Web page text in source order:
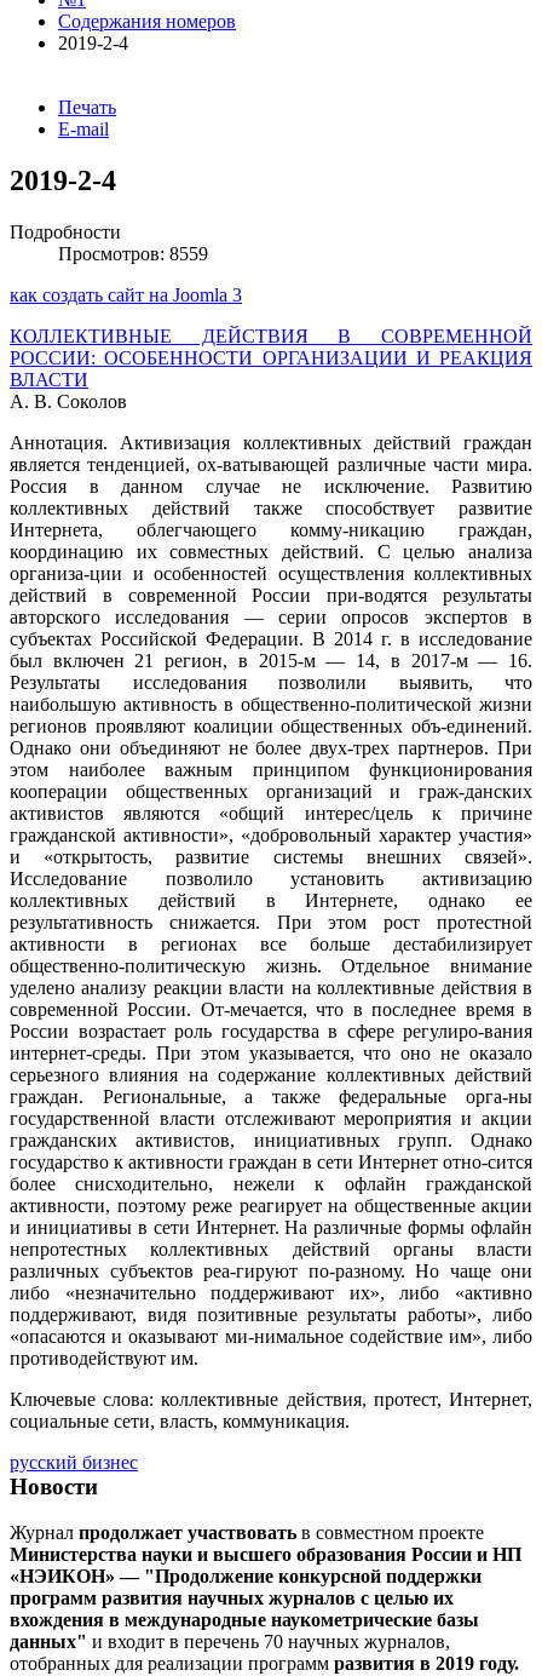
Содержания номеров
2019-2-4
Печать
E-mail
2019-2-4
Подробности
Просмотров: 8559
как создать сайт на Joomla 3
КОЛЛЕКТИВНЫЕ ДЕЙСТВИЯ В СОВРЕМЕННОЙ
РОССИИ: ОСОБЕННОСТИ ОРГАНИЗАЦИИ И РЕАКЦИЯ
ВЛАСТИ
А. В. Соколов
Аннотация. Активизация коллективных действий граждан
является тенденцией, ох-ватывающей различные части мира.
Россия в данном случае не исключение. Развитию
коллективных действий также способствует развитие
Интернета, облегчающего комму-никацию граждан,
координацию их совместных действий. С целью анализа
организа-ции и особенностей осуществления коллективных
действий в современной России при-водятся результаты
авторского исследования — серии опросов экспертов в
субъектах Российской Федерации. В 2014 г. в исследование
был включен 21 регион, в 2015-м — 14, в 2017-м — 16.
Результаты исследования позволили выявить, что
наибольшую активность в общественно-политической жизни
регионов проявляют коалиции общественных объ-единений.
Однако они объединяют не более двух-трех партнеров. При
этом наиболее важным принципом функционирования
кооперации общественных организаций и граж-данских
активистов являются «общий интерес/цель к причине
гражданской активности», «добровольный характер участия»
и «открытость, развитие системы внешних связей».
Исследование позволило установить активизацию
коллективных действий в Интернете, однако ее
результативность снижается. При этом рост протестной
активности в регионах все больше дестабилизирует
общественно-политическую жизнь. Отдельное внимание
уделено анализу реакции власти на коллективные действия в
современной России. От-мечается, что в последнее время в
России возрастает роль государства в сфере регулиро-вания
интернет-среды. При этом указывается, что оно не оказало
серьезного влияния на содержание коллективных действий
граждан. Региональные, а также федеральные орга-ны
государственной власти отслеживают мероприятия и акции
гражданских активистов, инициативных групп. Однако
государство к активности граждан в сети Интернет отно-сится
более снисходительно, нежели к офлайн гражданской
активности, поэтому реже реагирует на общественные акции
и инициативы в сети Интернет. На различные формы офлайн
непротестных коллективных действий органы власти
различных субъектов реа-гируют по-разному. Но чаще они
либо «незначительно поддерживают их», либо «активно
поддерживают, видя позитивные результаты работы», либо
«опасаются и оказывают ми-нимальное содействие им», либо
противодействуют им.
Ключевые слова: коллективные действия, протест, Интернет,
социальные сети, власть, коммуникация.
русский бизнес
Новости
Журнал продолжает участвовать в совместном проекте
Министерства науки и высшего образования России и НП
«НЭИКОН» — "Продолжение конкурсной поддержки
программ развития научных журналов с целью их
вхождения в международные наукометрические базы
данных" и входит в перечень 70 научных журналов,
отобранных для реализации программ развития в 2019 году.